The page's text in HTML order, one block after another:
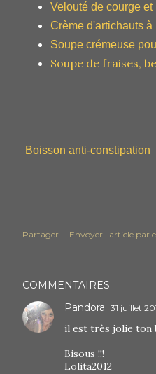
Velouté de courge et
Crème d'artichauts
Soupe crémeuse
Soupe de fraises,
Boisson anti-constipation
Partager Envoyer l'article par
COMMENTAIRES
Pandora 31 juillet
il est très jolie ton
Bisous !!!
Lolita2012